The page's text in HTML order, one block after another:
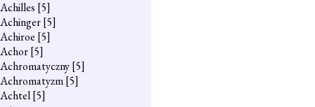
Achilles [5]
Achinger[5]
Achiroe [5]
Achor[5]
Achromatyczny[5]
Achromatyzm[5]
Achtel[5]